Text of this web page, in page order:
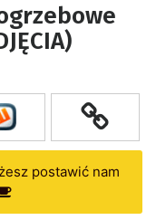
postawić nam